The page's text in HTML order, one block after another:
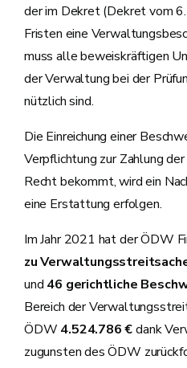
der im Dekret (Dekret vom
Fristen eine
muss alle beweiskräftigen
der Verwaltung bei der
nützlich sind.
Die Einreichung einer
Verpflichtung zur Zahlung
Recht bekommt, wird ein
eine Erstattung erfolgen.
Im Jahr 2021 hat der ÖDW
zu
und 46 gerichtliche
Bereich der
ÖDW 4.524.786 €dank
zugunsten des ÖDW